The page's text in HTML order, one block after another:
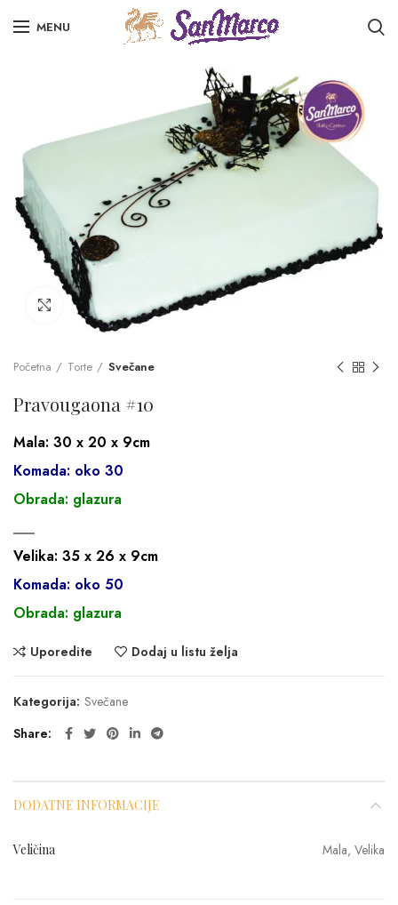
MENU
Click to enlarge
Početna Torte Svečane
Pravougaona #10
Mala: 30 x 20 x 9cm
Komada: oko 30
Obrada: glazura
___
Velika: 35 x 26 x 9cm
Komada: oko 50
Obrada: glazura
Uporedite Dodaj u listu želja
Kategorija: Svečane
Share
DODATNE INFORMACIJE
Veličina Mala, Velika